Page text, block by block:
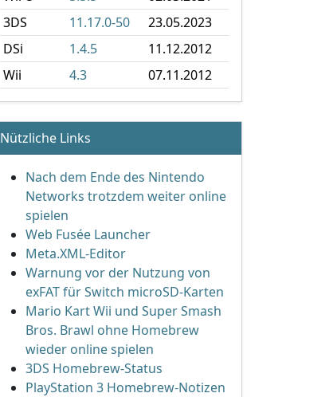
3DS
11.17.0-50
23.05.2023
DSi
1.4.5
11.12.2012
Wii
4.3 07.11.2012
Nützliche Links
Nach dem Ende des Nintendo
Networks trotzdem weiter online
spielen
Web Fusée Launcher
Meta.XML-Editor
Warnung vor der Nutzung von
exFAT für Switch microSD-Karten
Mario Kart Wii und Super Smash
Bros. Brawl ohne Homebrew
wieder online spielen
3DS Homebrew-Status
PlayStation 3 Homebrew-Notizen